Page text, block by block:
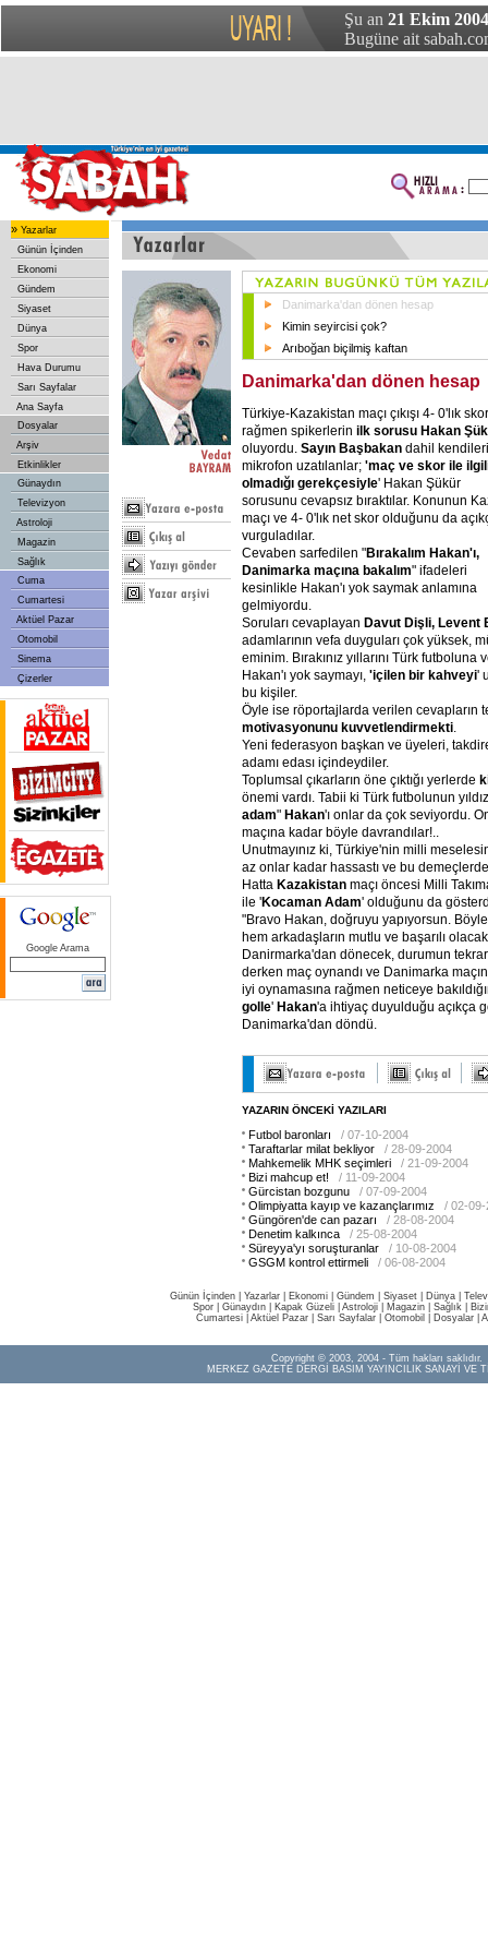
Şu an 21 Ekim
Bugüne ait
» Yazarlar
Günün İçinden
Ekonomi
Gündem
Siyaset
Dünya
Spor
Hava Durumu
Sarı Sayfalar
Ana Sayfa
Dosyalar
Arşiv
Etkinlikler
Günaydın
Televizyon
Astroloji
Magazin
Sağlık
Cuma
Cumartesi
Aktüel Pazar
Otomobil
Sinema
Çizerler
Google Arama
Danimarka'dan dönen hesap
Kimin seyircisi çok?
Arıboğan biçilmiş kaftan
Danimarka'dan dönen hesap
Türkiye-Kazakistan maçı çıkışı 4- 0'lık
rağmen spikerlerin ilk sorusu Hakan
oluyordu. Sayın Başbakan dahil
mikrofon uzatılanlar; 'maç ve skor ile
olmadığı gerekçesiyle' Hakan Şükür
sorusunu cevapsız bıraktılar. Konunun
maçı ve 4- 0'lık net skor olduğunu da
vurguladılar.
Cevaben sarfedilen "Bırakalım Hakan'ı,
Danimarka maçına bakalım" ifadeleri
kesinlikle Hakan'ı yok saymak anlamına
gelmiyordu.
Soruları cevaplayan Davut Dişli, Levent
adamlarının vefa duyguları çok yüksek,
eminim. Bırakınız yıllarını Türk
Hakan'ı yok saymayı, 'içilen bir kahveyi'
bu kişiler.
Öyle ise röportajlarda verilen cevapların
motivasyonunu kuvvetlendirmekti
Yeni federasyon başkan ve üyeleri,
adamı edası içindeydiler.
Toplumsal çıkarların öne çıktığı yerlerde
önemi vardı. Tabii ki Türk futbolunun
adam" Hakan'ı onlar da çok seviyordu.
maçına kadar böyle davrandılar!..
Unutmayınız ki, Türkiye'nin milli
az onlar kadar hassastı ve bu
Hatta Kazakistan maçı öncesi Milli
ile 'Kocaman Adam' olduğunu da
"Bravo Hakan, doğruyu yapıyorsun.
hem arkadaşların mutlu ve başarılı
Danirmarka'dan dönecek, durumun
derken maç oynandı ve Danimarka
iyi oynamasına rağmen neticeye
golle' Hakan'a ihtiyaç duyulduğu açıkça
Danimarka'dan döndü.
YAZARIN ÖNCEKİ YAZILARI
Futbol baronları
/ 07-10-2004
Taraftarlar milat bekliyor
/ 28-09-2004
Mahkemelik MHK seçimleri
/ 21-09-2004
Bizi mahcup et!
/ 11-09-2004
Gürcistan bozgunu
/ 07-09-2004
Olimpiyatta kayıp ve kazançlarımız
/ 02-09-
Güngören'de can pazarı
/ 28-08-2004
Denetim kalkınca
/ 25-08-2004
Süreyya'yı soruşturanlar
/ 10-08-2004
GSGM kontrol ettirmeli
/ 06-08-2004
Günün İçinden Yazarlar Ekonomi Gündem Siyaset Dünya |
Spor
Günaydın Kapak Güzeli Astroloji Magazin Sağlık
Cumartesi| Aktüel Pazar| Sarı Sayfalar| Otomobil Dosyalar|
Copyright © 2003, 2004 - Tüm hakları saklıdır.
MERKEZ GAZETE DERGİ BASIM YAYINCILIK SANAYİ VE